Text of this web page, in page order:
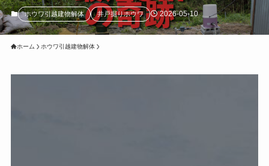
ホウワ引越建物解体 井戸掘りホウワ 2026-05-10
ホーム ホウワ引越建物解体